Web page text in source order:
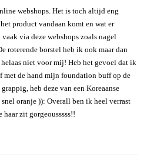
webshops. Het is toch altijd eng
product vandaan komt en wat er
via deze webshops zoals nagel
roterende borstel heb ik ook maar dan
niet voor mij! Heb het gevoel dat ik
de hand mijn foundation buff op de
heb deze van een Koreaanse
oranje )): Overall ben ik heel verrast
zit gorgeousssss!!